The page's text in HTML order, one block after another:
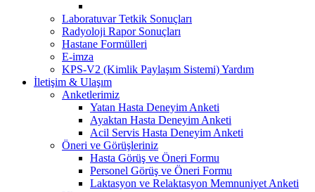
Laboratuvar Tetkik Sonuçları
Radyoloji Rapor Sonuçları
Hastane Formülleri
E-imza
KPS-V2 (Kimlik Paylaşım Sistemi) Yardım
İletişim & Ulaşım
Anketlerimiz
Yatan Hasta Deneyim Anketi
Ayaktan Hasta Deneyim Anketi
Acil Servis Hasta Deneyim Anketi
Öneri ve Görüşleriniz
Hasta Görüş ve Öneri Formu
Personel Görüş ve Öneri Formu
Laktasyon ve Relaktasyon Memnuniyet Anketi